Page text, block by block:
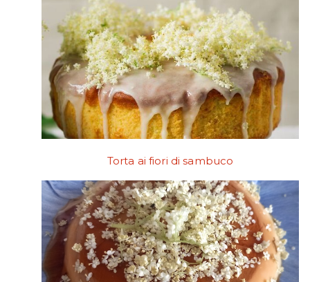
Torta ai fiori di sambuco